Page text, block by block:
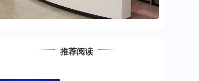
推荐阅读